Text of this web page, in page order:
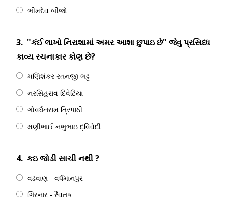
ભીમદેવ બીજો
3. "કંઈ લાખો નિરાશામાં અમર આશા છુપાઇ છે" જેવુ પ્રસિધ્ધ
કાવ્ય રચનાકાર કોણ છે?
મણિશંકર રતનજી ભટ્ટ
નરસિહરાવ દિવેટિયા
ગોવર્ધનરામ ત્રિપાઠી
મણીભાઈ નભુભાઇ દ્વિવેદી
4. કઇ જોડી સાચી નથી ?
વઢવાણ - વર્ધમાનપુર
ગિરનાર - રૈવતક